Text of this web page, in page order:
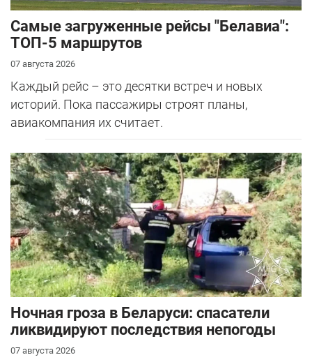
Самые загруженные рейсы "Белавиа":
ТОП-5 маршрутов
07 августа 2026
Каждый рейс – это десятки встреч и новых
историй. Пока пассажиры строят планы,
авиакомпания их считает.
Ночная гроза в Беларуси: спасатели
ликвидируют последствия непогоды
07 августа 2026